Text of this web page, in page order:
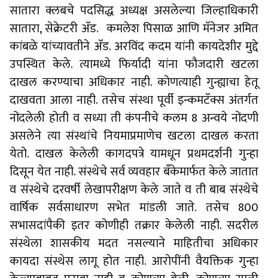
सातारा क्लबचे पदसिद्ध अध्यक्ष असलेल्या जिल्हाधिकारी
सातारा, सेक्रेटरी ॲड. कमलेश पिसाळ आणि मॅनेजर अमित
कांबळे यांच्यावतीने ॲड. अरविंद कदम यांनी कायदेशीर मुद्दे
उपस्थित केले. त्यामध्ये फिर्यादी यांना फौजदारी खटला
दाखल करण्याचा अधिकार नाही. कोणत्याही गुन्ह्याचा हेतू
दाखवता आला नाही. तसेच संस्था पूर्वी इन्कमटॅक्स अंतर्गत
नोंदलेली होती व सध्या ती कंपनीचे कलम 8 अन्वये नोंदणी
असलेने त्या संस्थांचे नियमाप्रमाणेच खटला दाखल करता
येतो. दाखल केलेली कागदपत्रे यामधून प्रथमदर्शनी गुन्हा
दिसून येत नाही. संस्थेचे सर्व व्यवहार बँकेमार्फत केले जातात
व संस्थेचे दरवर्षी लेखापरीक्षण केले जाते व ती बाब संस्थेचे
वार्षिक सर्वसाधारण सभेत मांडली जाते. तसेच 800
सभासदांपैकी इतर कोणीही तक्रार केलेली नाही. सदरील
संस्थेला शासकीय मदत नसल्याने माहितीचा अधिकार
कायदा संस्थेस लागू होत नाही. आरोपींनी वैयक्तिक गुन्हा